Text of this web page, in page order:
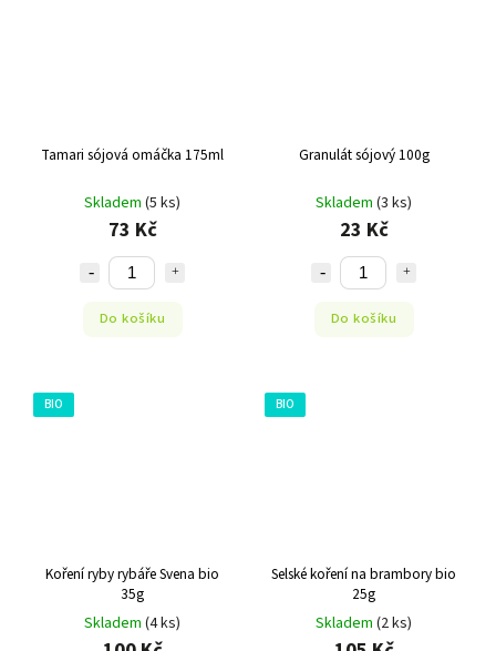
Tamari sójová omáčka 175ml
Skladem (5 ks)
73 Kč
Do košíku
Granulát sójový 100g
Skladem (3 ks)
23 Kč
Do košíku
BIO
Koření ryby rybáře Svena bio
35g
Skladem (4 ks)
BIO
Selské koření na brambory bio
25g
Skladem (2 ks)